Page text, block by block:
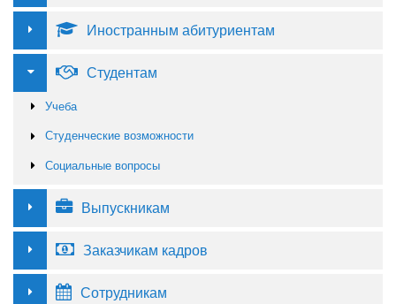
Иностранным абитуриентам
Студентам
Учеба
Студенческие возможности
Социальные вопросы
Выпускникам
Заказчикам кадров
Сотрудникам